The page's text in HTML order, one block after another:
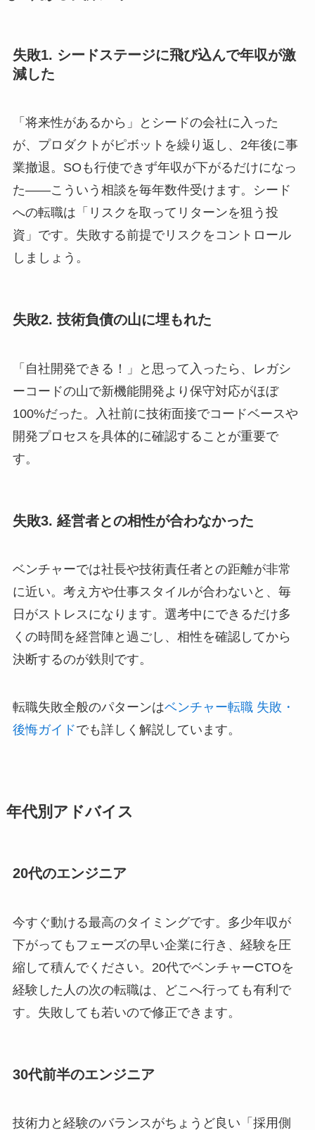
失敗1. シードステージに飛び込んで年収が激
減した
「将来性があるから」とシードの会社に入った
が、プロダクトがピボットを繰り返し、2年後に事
業撤退。SOも行使できず年収が下がるだけになっ
た——こういう相談を毎年数件受けます。シード
への転職は「リスクを取ってリターンを狙う投
資」です。失敗する前提でリスクをコントロール
しましょう。
失敗2. 技術負債の山に埋もれた
「自社開発できる！」と思って入ったら、レガシ
ーコードの山で新機能開発より保守対応がほぼ
100%だった。入社前に技術面接でコードベースや
開発プロセスを具体的に確認することが重要で
す。
失敗3. 経営者との相性が合わなかった
ベンチャーでは社長や技術責任者との距離が非常
に近い。考え方や仕事スタイルが合わないと、毎
日がストレスになります。選考中にできるだけ多
くの時間を経営陣と過ごし、相性を確認してから
決断するのが鉄則です。
転職失敗全般のパターンはベンチャー転職 失敗・
後悔ガイドでも詳しく解説しています。
年代別アドバイス
20代のエンジニア
今すぐ動ける最高のタイミングです。多少年収が
下がってもフェーズの早い企業に行き、経験を圧
縮して積んでください。20代でベンチャーCTOを
経験した人の次の転職は、どこへ行っても有利で
す。失敗しても若いので修正できます。
30代前半のエンジニア
技術力と経験のバランスがちょうど良い「採用側